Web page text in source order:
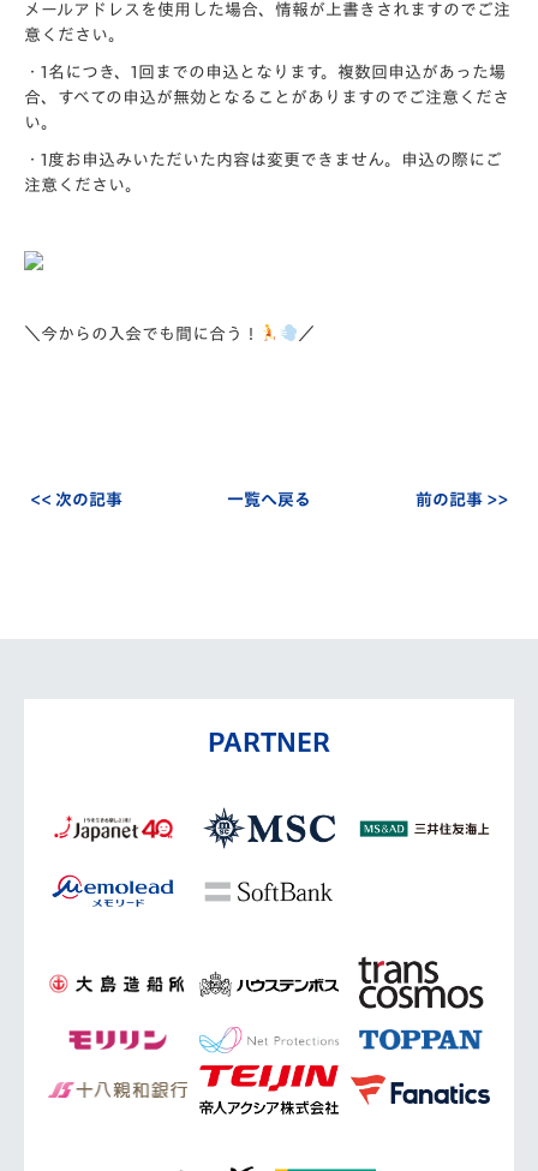
メールアドレスを使用した場合、情報が上書きされますのでご注
意ください。
・1名につき、1回までの申込となります。複数回申込があった場
合、すべての申込が無効となることがありますのでご注意くださ
い。
・1度お申込みいただいた内容は変更できません。申込の際にご
注意ください。
＼今からの入会でも間に合う！ ／
<< 次の記事 一覧へ戻る 前の記事 >>
PARTNER